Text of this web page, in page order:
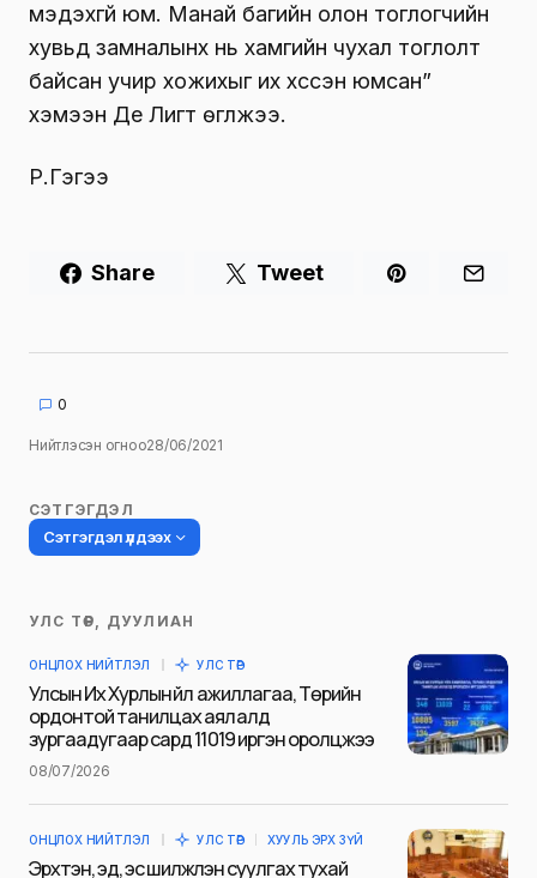
мэдэхгүй юм. Манай багийн олон тоглогчийн
хувьд замналынх нь хамгийн чухал тоглолт
байсан учир хожихыг их хүссэн юмсан”
хэмээн Де Лигт өгүүлжээ.
Р.Гэгээ
Share Tweet
0
Нийтлэсэн огноо28/06/2021
СЭТГЭГДЭЛ
Сэтгэгдэл үлдээх
Таны имэйл хаягийг нийтлэхгүй.
тэмдэглэсэн
Name
УЛС ТӨР, ДУУЛИАН
ОНЦЛОХ НИЙТЛЭЛ УЛС ТӨР
Улсын Их Хурлын үйл ажиллагаа, Төрийн
ордонтой танилцах аялалд
зургаадугаар сард 11019 иргэн оролцжээ
08/07/2026
ОНЦЛОХ НИЙТЛЭЛ УЛС ТӨР ХУУЛЬ ЭРХ ЗҮЙ
Эрхтэн, эд, эс шилжүүлэн суулгах тухай